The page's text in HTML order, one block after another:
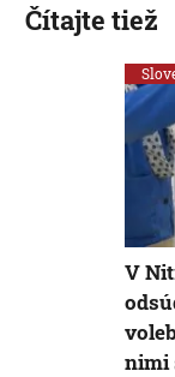
Čítajte tiež
V
nimi